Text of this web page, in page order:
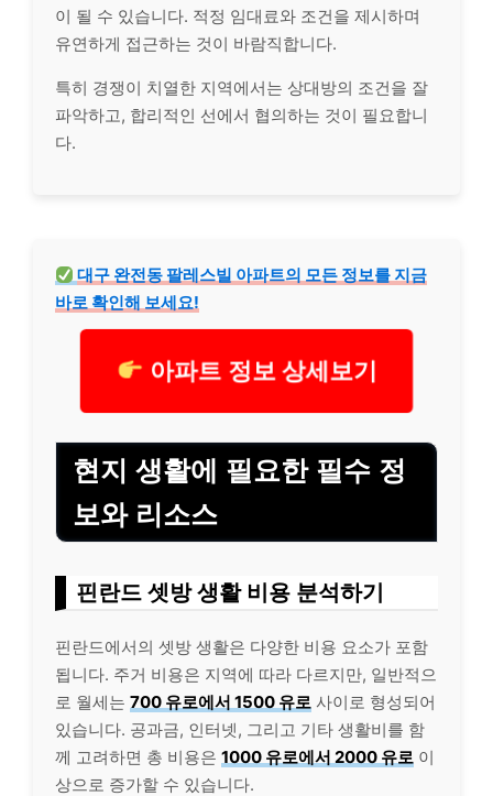
이 될 수 있습니다. 적정 임대료와 조건을 제시하며
유연하게 접근하는 것이 바람직합니다.
특히 경쟁이 치열한 지역에서는 상대방의 조건을 잘
파악하고, 합리적인 선에서 협의하는 것이 필요합니
다.
대구 완전동 팔레스빌 아파트의 모든 정보를 지금
바로 확인해 보세요!
아파트 정보 상세보기
현지 생활에 필요한 필수 정
보와 리소스
핀란드 셋방 생활 비용 분석하기
핀란드에서의 셋방 생활은 다양한 비용 요소가 포함
됩니다. 주거 비용은 지역에 따라 다르지만, 일반적으
로 월세는 700 유로에서 1500 유로 사이로 형성되어
있습니다. 공과금, 인터넷, 그리고 기타 생활비를 함
께 고려하면 총 비용은 1000 유로에서 2000 유로 이
상으로 증가할 수 있습니다.